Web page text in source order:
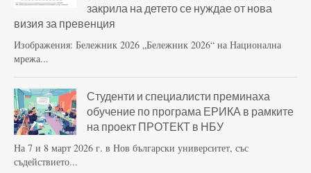
закрила на детето се нуждае от нова
визия за превенция
Изображения: Бележник 2026 „Бележник 2026“ на Национална
мрежа...
Студенти и специалисти преминаха
обучение по програма ЕРИКА в рамките
на проект ПРОТЕКТ в НБУ
На 7 и 8 март 2026 г. в Нов български университет, със
съдействието...